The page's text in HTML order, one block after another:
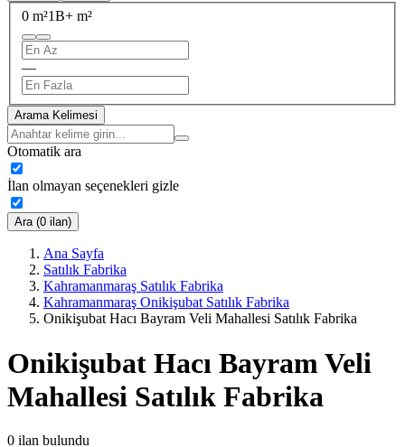
0 m²1B+ m²
—
Arama Kelimesi
Otomatik ara
İlan olmayan seçenekleri gizle
Ara (0 ilan)
Ana Sayfa
Satılık Fabrika
Kahramanmaraş Satılık Fabrika
Kahramanmaraş Onikişubat Satılık Fabrika
Onikişubat Hacı Bayram Veli Mahallesi Satılık Fabrika
Onikişubat Hacı Bayram Veli
Mahallesi Satılık Fabrika
0 ilan bulundu